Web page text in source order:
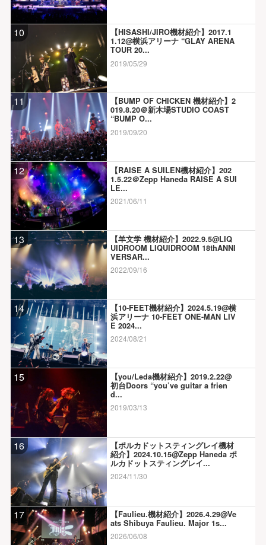
10
【HISASHI/JIRO機材紹介】2017.1
1.12@横浜アリーナ “GLAY ARENA
TOUR 20...
2019/05/29
11
【BUMP OF CHICKEN 機材紹介】2
019.8.20＠新木場STUDIO COAST
“BUMP O...
2019/09/20
12
【RAISE A SUILEN機材紹介】202
1.5.22＠Zepp Haneda RAISE A SUI
LE...
2021/06/11
13
【羊文学 機材紹介】2022.9.5@LIQ
UIDROOM LIQUIDROOM 18thANNI
VERSAR...
2022/09/16
14
【10-FEET機材紹介】2024.5.19@横
浜アリーナ 10-FEET ONE-MAN LIV
E 2024...
2024/08/21
15
【you/Leda機材紹介】2019.2.22@
初台Doors “you’ve guitar a frien
d...
2019/03/13
16
【ポルカドットスティングレイ機材
紹介】2024.10.15@Zepp Haneda ポ
ルカドットスティングレイ...
2024/11/30
17
【Faulieu.機材紹介】2026.4.29@Ve
ats Shibuya Faulieu. Major 1s...
2026/06/08